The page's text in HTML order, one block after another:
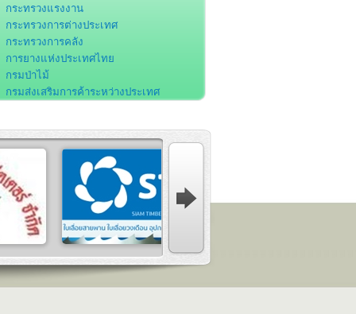
กระทรวงแรงงาน
กระทรวงการต่างประเทศ
กระทรวงการคลัง
การยางแห่งประเทศไทย
กรมป่าไม้
กรมส่งเสริมการค้าระหว่างประเทศ
กรมศุลกากร
กรมพัฒนาฝีมือแรงงาน
สำนักงานคณะกรรมการส่งเสริมการลงทุน
สำนักงานคณะกรรมการพัฒนาการ
รษฐกิจและสังคมแห่งชาติ
สำนักงานพัฒนาวิทยาศาสตร์และ
คโนโลยีแห่งชาติ
องค์การอุตสาหกรรมป่าไม้
สถาบันมาตรวิทยาแห่งชาติ